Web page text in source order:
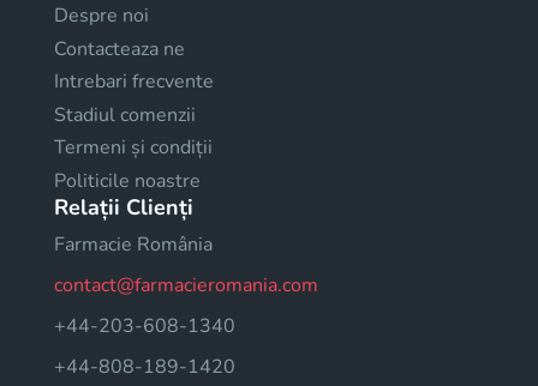
Despre noi
Contacteaza ne
Intrebari frecvente
Stadiul comenzii
Termeni și condiții
Politicile noastre
Relații Clienți
Farmacie România
contact@farmacieromania.com
+44-203-608-1340
+44-808-189-1420